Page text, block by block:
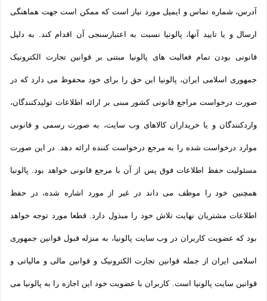
آدرس، شماره تماس و ایمیل مورد نیاز است که ممکن است جهت هماهنگی
ارسال و یا تایید آنها، پالونیا نسبت به اعتبارسنجی آن اقدام کند. به دلیل
قانونی بودن تمام فعالیت های پالونیا مبتنی بر قوانین تجارت الکترونیک
جمهوری اسلامی ایران، پالونیا این حق را برای خود محفوظ می دارد که در
صورت درخواست مراجع قانونی کشور مبنی بر ارائه اطلاعات تولیدکنندگان،
واردکنندگان و یا خریداران کالاهای وب سایت، به صورت رسمی و قانونی
موارد درخواست شده را به مرجع درخواست کننده ارائه دهد. در این صورت
مسئولیت حفظ اطلاعات فوق پس از آن با مرجع قانونی خواهد بود. پالونیا
همچنین خود را موظف می داند در غیر از مورد اشاره شده، در حفظ
اطلاعات مشتریان نهایت تلاش خود را مبذول دارد. قطعا مورد توجه خواهد
بود که عضویت کاربران در وب سایت پالونیا، به منزله قبول قوانین جمهوری
اسلامی ایران از جمله قوانین تجارت الکترونیک و قوانین مالی و مالیاتی و
قوانین سایت پالونیا است. کاربران با عضویت خود این اجازه را به پالونیا می